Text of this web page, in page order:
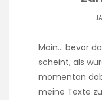
Moin… bevor
scheint, als
momentan
meine Texte